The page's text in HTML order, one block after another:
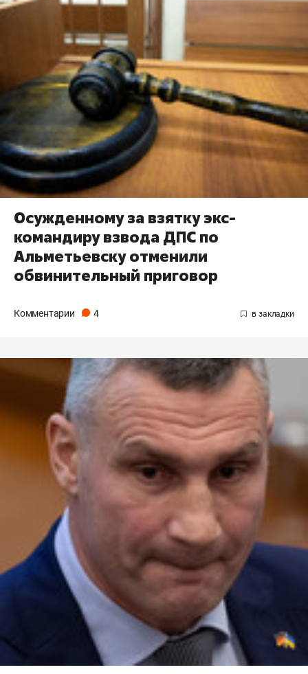
Осужденному за взятку экс-
командиру взвода ДПС по
Альметьевску отменили
обвинительный приговор
Комментарии 4